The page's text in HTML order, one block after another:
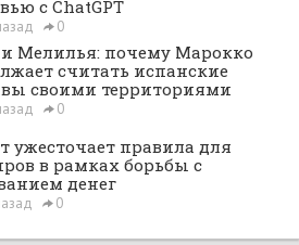
с ChatGPT
0
и Мелилья: почему Марокко
считать испанские
своими территориями
0
ужесточает правила для
в рамках борьбы с
денег
0